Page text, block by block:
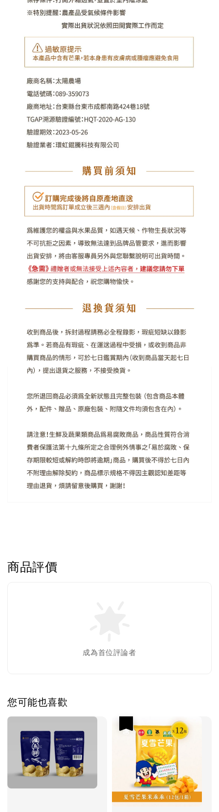
商品評價
成為首位評論者
您可能也喜歡